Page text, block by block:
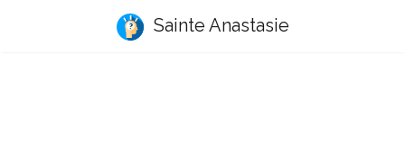
Sainte Anastasie